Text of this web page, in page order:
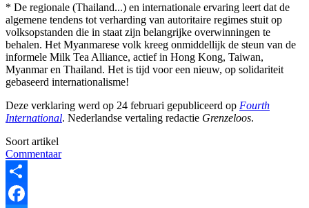
* De regionale (Thailand...) en internationale ervaring leert dat de
algemene tendens tot verharding van autoritaire regimes stuit op
volksopstanden die in staat zijn belangrijke overwinningen te
behalen. Het Myanmarese volk kreeg onmiddellijk de steun van de
informele Milk Tea Alliance, actief in Hong Kong, Taiwan,
Myanmar en Thailand. Het is tijd voor een nieuw, op solidariteit
gebaseerd internationalisme!
Deze verklaring werd op 24 februari gepubliceerd op Fourth
International. Nederlandse vertaling redactie Grenzeloos.
Soort artikel
Commentaar
Share